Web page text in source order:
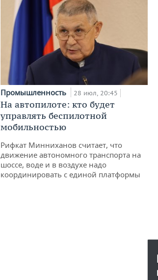
Промышленность 28 июл, 20:45
На автопилоте: кто будет
управлять беспилотной
мобильностью
Рифкат Минниханов считает, что
движение автономного транспорта на
шоссе, воде и в воздухе надо
координировать с единой платформы